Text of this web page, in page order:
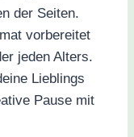
der Seiten.
vorbereitet
jeden Alters.
Lieblings
Pause mit